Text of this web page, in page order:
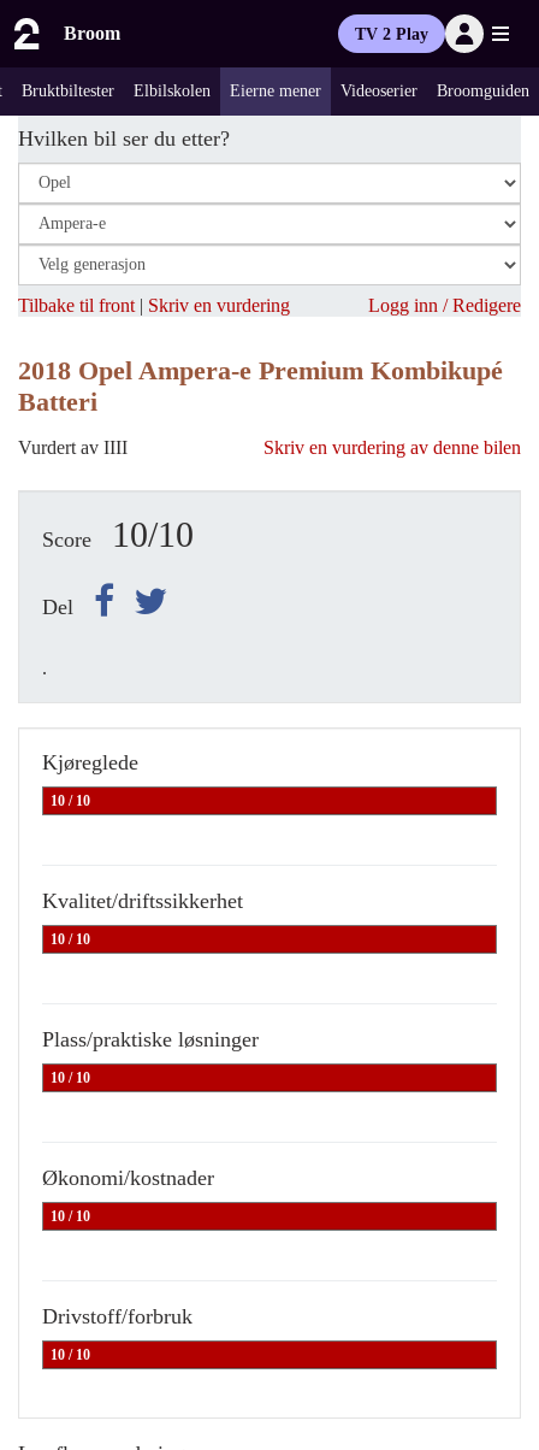
Broom TV 2 Play
Bruktbiltester Elbilskolen Eierne mener Videoserier Broomguiden
Hvilken bil ser du etter?
Tilbake til front | Skriv en vurdering Logg inn / Redigere
2018 Opel Ampera-e Premium Kombikupé
Batteri
Vurdert av IIII Skriv en vurdering av denne bilen
Score 10/10
Del
.
Kjøreglede
10 / 10
Kvalitet/driftssikkerhet
10 / 10
Plass/praktiske løsninger
10 / 10
Økonomi/kostnader
10 / 10
Drivstoff/forbruk
10 / 10